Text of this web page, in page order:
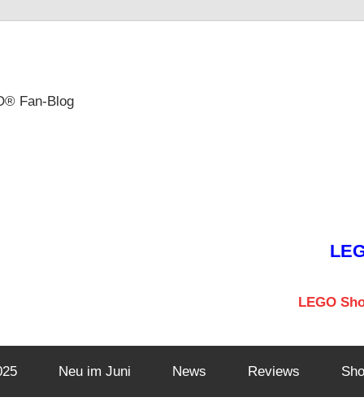
Fan-Blog
LEGO
Neu im Juni News Reviews